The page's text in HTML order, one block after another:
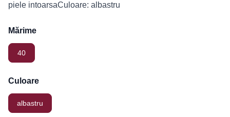
piele intoarsaCuloare: albastru
Mărime
40
Culoare
albastru